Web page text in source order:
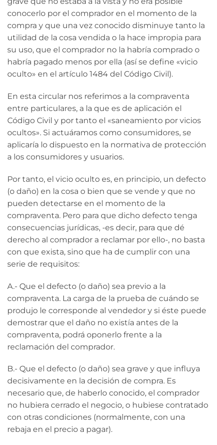
conocerlo por el comprador en el momento de la
compra y que una vez conocido disminuye tanto la
utilidad de la cosa vendida o la hace impropia para
su uso, que el comprador no la habría comprado o
habría pagado menos por ella (así se define «vicio
oculto» en el artículo 1484 del Código Civil).
En esta circular nos referimos a la compraventa
entre particulares, a la que es de aplicación el
Código Civil y por tanto el «saneamiento por vicios
ocultos». Si actuáramos como consumidores, se
aplicaría lo dispuesto en la normativa de protección
a los consumidores y usuarios.
Por tanto, el vicio oculto es, en principio, un defecto
(o daño) en la cosa o bien que se vende y que no
pueden detectarse en el momento de la
compraventa. Pero para que dicho defecto tenga
consecuencias jurídicas, -es decir, para que dé
derecho al comprador a reclamar por ello-, no basta
con que exista, sino que ha de cumplir con una
serie de requisitos:
A.- Que el defecto (o daño) sea previo a la
compraventa. La carga de la prueba de cuándo se
produjo le corresponde al vendedor y si éste puede
demostrar que el daño no existía antes de la
compraventa, podrá oponerlo frente a la
reclamación del comprador.
B.- Que el defecto (o daño) sea grave y que influya
decisivamente en la decisión de compra. Es
necesario que, de haberlo conocido, el comprador
no hubiera cerrado el negocio, o hubiese contratado
con otras condiciones (normalmente, con una
rebaja en el precio a pagar).